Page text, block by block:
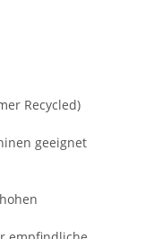
Recycled)
geeignet